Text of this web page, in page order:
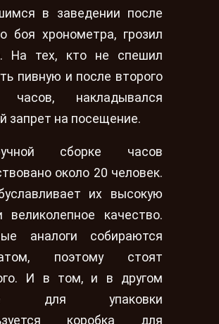
в заведении после
боя хронометра, грозил
На тех, кто не спешил
пивную и после второго
часов, накладывался
запрет на посещение.
сборке часов
около 20 человек.
их высокую
великолепное качество.
аналоги собираются
поэтому стоят
И в том, и в другом
для упаковки
коробка для